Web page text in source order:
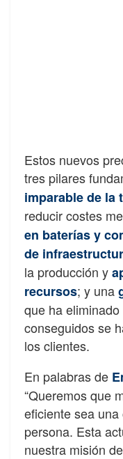
Estos nuevos
tres pilares
imparable de la
reducir costes
en baterías y
de
la producción y
recursos; y una
que ha
conseguidos se
los clientes.
En palabras de
“Queremos que
eficiente sea
persona. Esta
nuestra misión